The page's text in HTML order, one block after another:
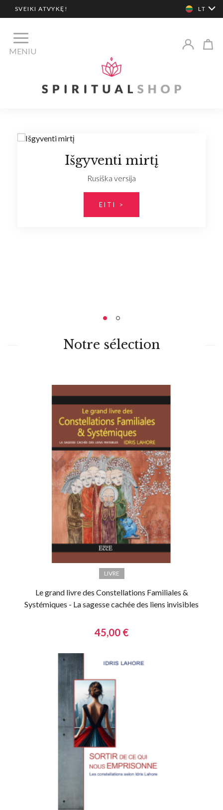
SVEIKI ATVYKĘ! LT
MENIU
Notre sélection
LIVRE
Le grand livre des Constellations Familiales &
Systémiques - La sagesse cachée des liens invisibles
45,00 €